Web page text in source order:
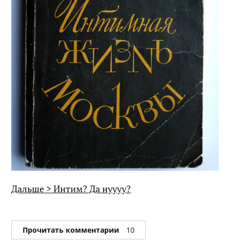
Дальше > Интим? Да нуууу?
Прочитать комментарии 10